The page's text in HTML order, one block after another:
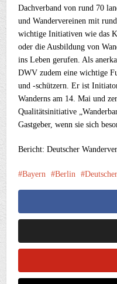
Dachverband von rund 70
und Wandervereinen mit
wichtige Initiativen wie das
oder die Ausbildung von
ins Leben gerufen. Als
DWV zudem eine wichtige
und -schützern. Er ist
Wanderns am 14. Mai und
Qualitätsinitiative
Gastgeber, wenn sie sich
Bericht: Deutscher
Bayern Berlin